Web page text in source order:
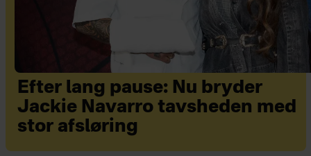
Efter lang pause: Nu bryder
Jackie Navarro tavsheden med
stor afsløring